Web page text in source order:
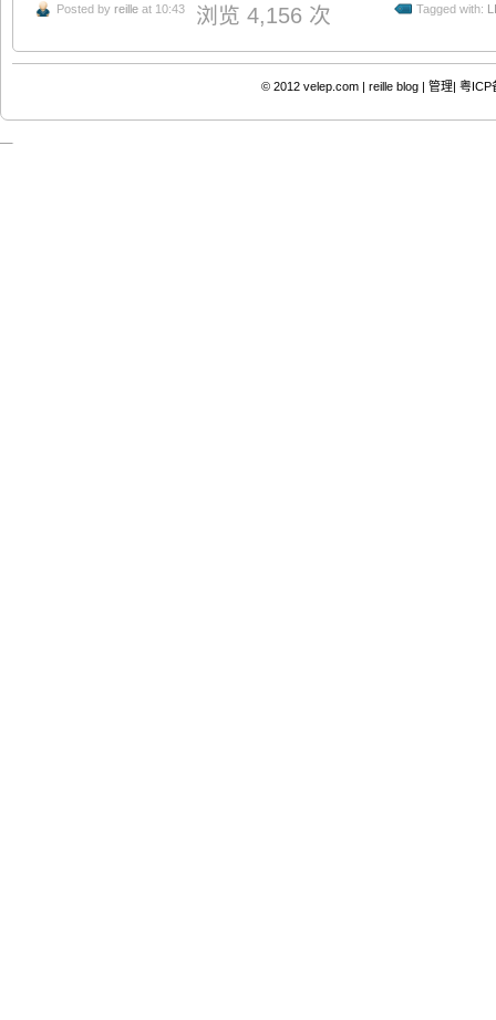
Posted by reille at 10:43 浏览 4,156 次 Tagged with:
© 2012 velep.com | reille blog| 管理| 粤ICP